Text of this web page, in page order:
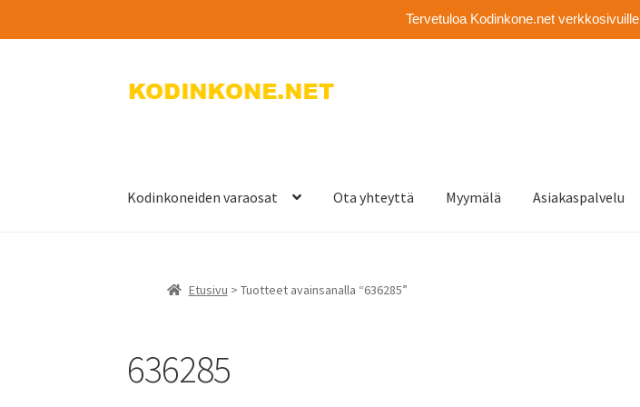
Tervetuloa Kodinkone.net verkkosivuille
Siirry
Siirry
Kodinkoneiden varaosat Ota yhteyttä Myymälä Asiakaspalvelu
Etusivu > Tuotteet avainsanalla “636285”
636285